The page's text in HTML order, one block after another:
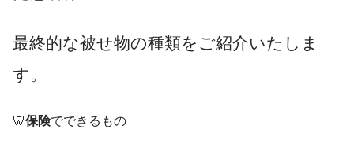
最終的な被せ物の種類をご紹介いたしま
す。
🦷保険でできるもの